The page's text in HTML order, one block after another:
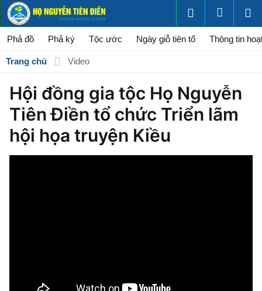
Phả đồ Phả ký Tộc ước Ngày giỗ tiên tổ Thông tin
Trang chủ Video
Hội đồng gia tộc Họ Nguyễn
Tiên Điền tổ chức Triển lãm
hội họa truyện Kiều